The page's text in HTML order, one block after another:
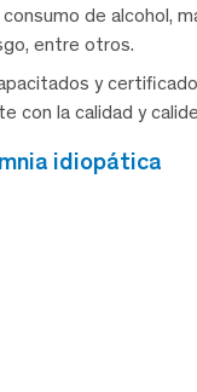
de alcohol,
entre otros.
y
con la calidad y
idiopática